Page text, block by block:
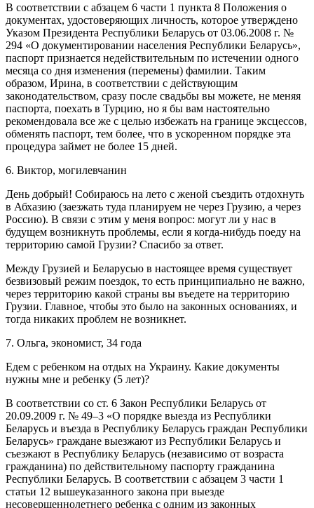
В соответствии с абзацем 6 части 1 пункта 8 Положения о
документах, удостоверяющих личность, которое утверждено
Указом Президента Республики Беларусь от 03.06.2008 г. №
294 «О документировании населения Республики Беларусь»,
паспорт признается недействительным по истечении одного
месяца со дня изменения (перемены) фамилии. Таким
образом, Ирина, в соответствии с действующим
законодательством, сразу после свадьбы вы можете, не меняя
паспорта, поехать в Турцию, но я бы вам настоятельно
рекомендовала все же с целью избежать на границе эксцессов,
обменять паспорт, тем более, что в ускоренном порядке эта
процедура займет не более 15 дней.
6. Виктор, могилевчанин
День добрый! Собираюсь на лето с женой съездить отдохнуть
в Абхазию (заезжать туда планируем не через Грузию, а через
Россию). В cвязи с этим у меня вопрос: могут ли у нас в
будущем возникнуть проблемы, если я когда-нибудь поеду на
территорию самой Грузии? Спасибо за ответ.
Между Грузией и Беларусью в настоящее время существует
безвизовый режим поездок, то есть принципиально не важно,
через территорию какой страны вы въедете на территорию
Грузии. Главное, чтобы это было на законных основаниях, и
тогда никаких проблем нe возникнет.
7. Ольга, экономист, 34 года
Едем с ребенком на отдых на Украину. Какие документы
нужны мне и ребенку (5 лет)?
В соответствии со ст. 6 Закон Республики Беларусь от
20.09.2009 г. № 49–3 «О порядке выезда из Республики
Беларусь и въезда в Республику Беларусь граждан Республики
Беларусь» граждане выезжают из Республики Беларусь и
cъезжают в Республику Беларусь (независимо от возраста
гражданина) по действительному паспорту гражданина
Республики Беларусь. В соответствии с абзацем 3 части 1
статьи 12 вышеуказанного закона при выезде
несовершеннолетнего ребенка с одним из законных